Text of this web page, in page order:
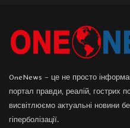
OneNews – це не просто
портал правди, реалій, гострих
висвітлюємо актуальні новини
гіперболізації.